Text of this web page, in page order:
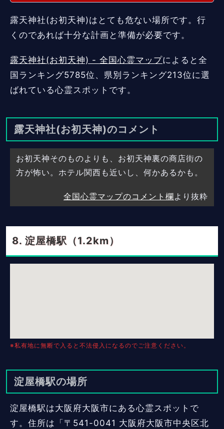
露天神社(お初天神)はとても危ない場所です。行
くのであれば十分な計画と準備が必要です。
露天神社(お初天神) - 全国心霊マップによると全
国ランキング5785位、県別ランキング213位に選
ばれている心霊スポットです。
露天神社(お初天神)のコメント
お初天神そのものよりも、お初天神裏の商店街の
方が怖い。ホテル関西も近いし、何かあるかも。
全国心霊マップのコメント欄より抜粋
淀屋橋駅（1.2km）
※私有地に無断で入ると不法侵入になるのでご注意ください。
淀屋橋駅の場所
淀屋橋駅は大阪府大阪市にある心霊スポットで
す。住所は「〒541-0041 大阪府大阪市中央区北